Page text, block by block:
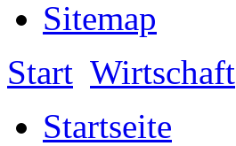
Sitemap
Start Wirtschaft
Startseite